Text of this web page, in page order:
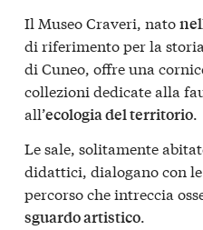
Il Museo Craveri, nato
di riferimento per la
di Cuneo, offre una
collezioni dedicate alla
all’ecologia del territorio.
Le sale, solitamente
didattici, dialogano con
percorso che intreccia
sguardo artistico.